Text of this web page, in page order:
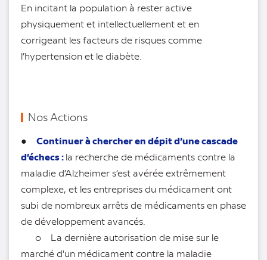
En incitant la population à rester active
physiquement et intellectuellement et en
corrigeant les facteurs de risques comme
l’hypertension et le diabète.
Nos Actions
● Continuer à chercher en dépit d’une cascade
d’échecs :la recherche de médicaments contre la
maladie d’Alzheimer s’est avérée extrêmement
complexe, et les entreprises du médicament ont
subi de nombreux arrêts de médicaments en phase
de développement avancés.
o La dernière autorisation de mise sur le
marché d'un médicament contre la maladie